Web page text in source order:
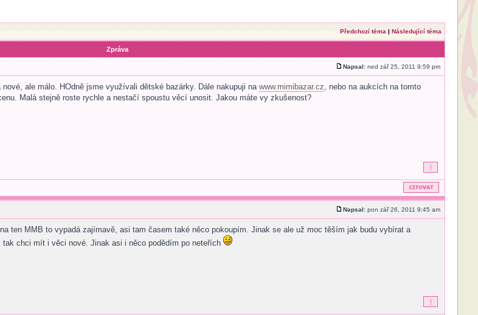
Předchozí téma | Následující téma
Zpráva
Napsal:ned zář 25, 2011 9:59 pm
ale málo. HOdně jsme využívali dětské bazárky. Dále nakupuji na www.mimibazar.cz, nebo na aukcích na tomto
Malá stejně roste rychle a nestačí spoustu věcí unosit. Jakou máte vy zkušenost?
Napsal:pon zář 26, 2011 9:45 am
ten MMB to vypadá zajímavě, asi tam časem také něco pokoupím. Jinak se ale už moc těším jak budu vybírat a
chci mít i věci nové. Jinak asi i něco podědím po neteřích